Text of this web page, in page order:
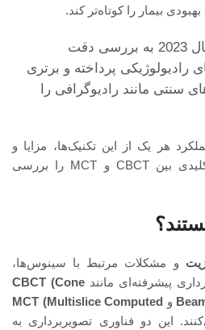
بیمار را کوتاه‌تر کند.
در سال 2023 به بررسی دقت
پرداخته و برتری
سنتی مانند رادیوگرافی را
هر یک از این تکنیک‌ها، مزایا و
معایب آن‌ها، و تفاوت‌های کلیدی بین CBCT و MCT را بررسی
و مشکلات مرتبط با سینوس‌ها،
پیشرفته‌ای مانند CBCT (Cone
و MCT (Multislice Computed
این دو فناوری تصویربرداری به